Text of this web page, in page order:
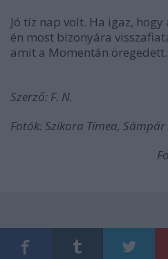
Jó tíz nap volt. Ha igaz,
én most bizonyára
amit a Momentán
Szerző: F. N.
Fotók: Szikora Tímea,